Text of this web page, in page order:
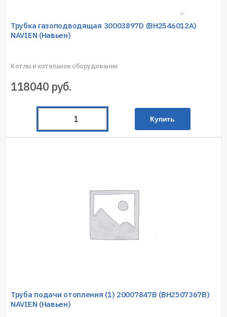
Трубка газоподводящая 30003897D (ВН2546012A)
NAVIEN (Навьен)
Котлы и котельное оборудование
118040 руб.
Купить
Труба подачи отопления (1) 20007847В (BH2507367B)
NAVIEN (Навьен)